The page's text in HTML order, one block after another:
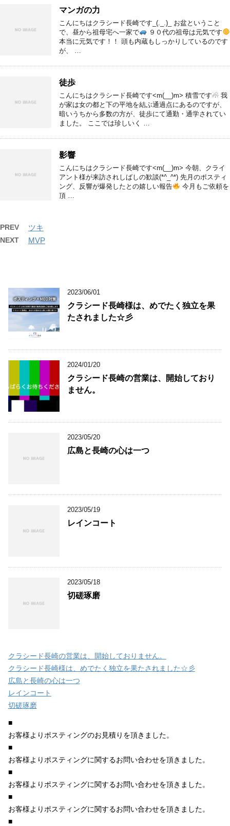
マンガの力
こんにちはクラシード長崎です_(._.)_ お盆ということ
で、昼から祖母宅へ一家で
９０代の祖母は元気です
本当に元気です！！ 頭も内蔵もしっかりしているのです
が、 …
徒歩
こんにちはクラシード長崎です<m(__)m> 積雪です☃ 我
が家は女の都と下の平地を結ぶ通過点にあるのですが、
暗いうちから多数の方が、徒歩にて通勤・通学されてい
ました。 ここでは珍しいく …
影響
こんにちはクラシード長崎です<m(__)m> 今朝、クライ
アント様が来訪されしばしの歓談(*^_^*) 先月のポスティ
ング、反響が爆発したとの嬉しい報告
今月もご依頼を
頂 …
PREV ツキ
NEXT MVP
2023/06/01
クラシード長崎様は、めでたく独立を果
たされました☆彡
2024/01/20
クラシード長崎の営業は、開始しており
ません。
2023/05/20
広島と長崎の心は一つ
2023/05/19
レインコート
2023/05/18
切磋琢磨
クラシード長崎の営業は、開始しておりません。
クラシード長崎様は、めでたく独立を果たされました☆彡
広島と長崎の心は一つ
レインコート
切磋琢磨
■
お客様よりポスティングのお見積りを頂きました。
■
お客様よりポスティングに関するお問い合わせを頂きました。
■
お客様よりポスティングに関するお問い合わせを頂きました。
■
お客様よりポスティングに関するお問い合わせを頂きました。
■